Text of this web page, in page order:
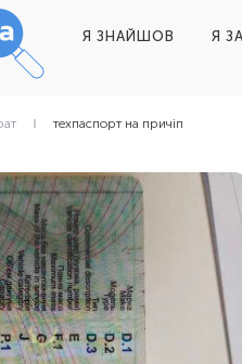
Я ЗНАЙШОВ Я
техпаспорт на причіп